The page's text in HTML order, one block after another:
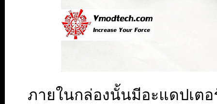
ภายในกล่องนั้นมีอะแดปเตอ